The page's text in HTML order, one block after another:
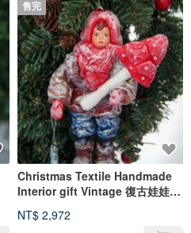
售完
Christmas Textile Handmade
Interior gift Vintage 復古娃娃
NT$ 2,972